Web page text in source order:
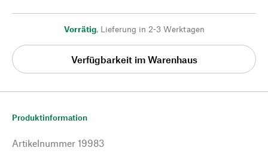
Vorrätig, Lieferung in 2-3 Werktagen
Verfügbarkeit im Warenhaus
Produktinformation
Artikelnummer 19983